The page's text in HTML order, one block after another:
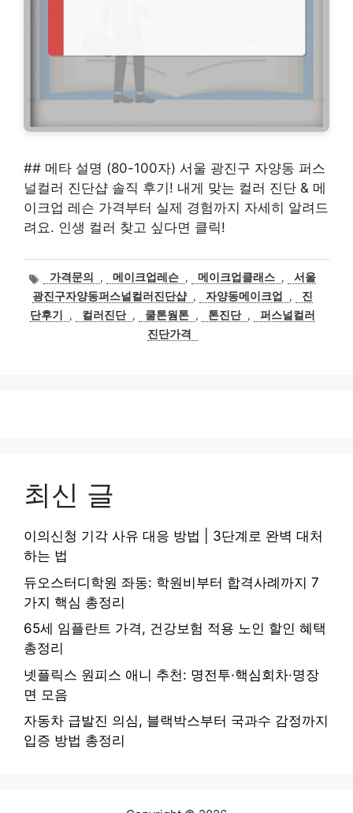
## 메타 설명 (80-100자) 서울 광진구 자양동 퍼스
널컬러 진단샵 솔직 후기! 내게 맞는 컬러 진단 & 메
이크업 레슨 가격부터 실제 경험까지 자세히 알려드
려요. 인생 컬러 찾고 싶다면 클릭!
태
그
가격문의 , 메이크업레슨 , 메이크업클래스 ,
서울
광진구자양동퍼스널컬러진단샵 , 자양동메이크업 ,
진
단후기
, 컬러진단 , 쿨톤웜톤 , 톤진단 ,
퍼스널컬러
진단가격
최신 글
이의신청 기각 사유 대응 방법 | 3단계로 완벽 대처
하는 법
듀오스터디학원 좌동: 학원비부터 합격사례까지 7
가지 핵심 총정리
65세 임플란트 가격, 건강보험 적용 노인 할인 혜택
총정리
넷플릭스 원피스 애니 추천: 명전투·핵심회차·명장
면 모음
자동차 급발진 의심, 블랙박스부터 국과수 감정까지
입증 방법 총정리